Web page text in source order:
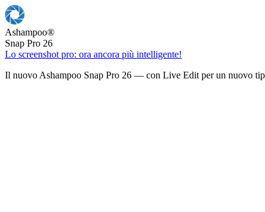
Ashampoo®
Snap Pro 26
Lo screenshot pro: ora ancora più intelligente!
Il nuovo Ashampoo Snap Pro 26 — con Live Edit per un nuovo